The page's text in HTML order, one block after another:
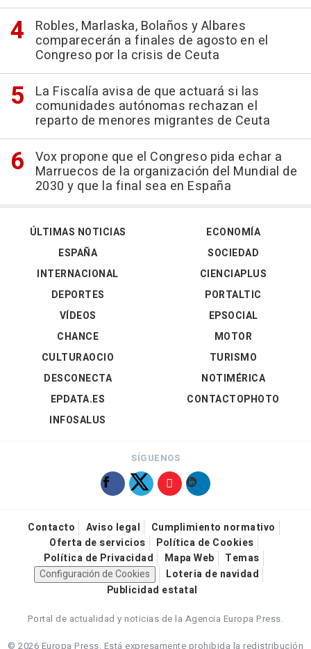
Robles, Marlaska, Bolaños y Albares
comparecerán a finales de agosto en el
Congreso por la crisis de Ceuta
La Fiscalía avisa de que actuará si las
comunidades autónomas rechazan el
reparto de menores migrantes de Ceuta
Vox propone que el Congreso pida echar a
Marruecos de la organización del Mundial de
2030 y que la final sea en España
ÚLTIMAS NOTICIAS
ESPAÑA
INTERNACIONAL
DEPORTES
VÍDEOS
ECONOMÍA
SOCIEDAD
CIENCIAPLUS
PORTALTIC
EPSOCIAL
CHANCE
CULTURAOCIO
DESCONECTA
EPDATA.ES
INFOSALUS
MOTOR
TURISMO
NOTIMÉRICA
CONTACTOPHOTO
SÍGUENOS
Contacto Aviso legal
Cumplimiento normativo
Oferta de servicios
Política de Cookies
Política de Privacidad
Mapa Web
Temas
Configuración de Cookies
Loteria de navidad
Publicidad estatal
Portal de actualidad y noticias de la Agencia Europa Press.
© 2026 Europa Press. Está expresamente prohibida la redistribución